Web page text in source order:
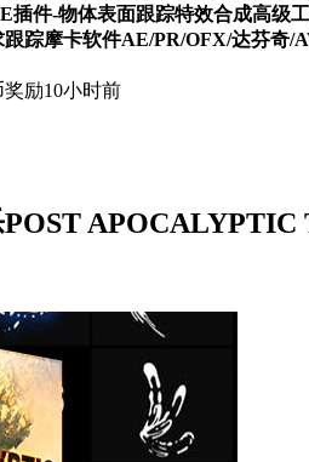
插件-物体表面跟踪特效合成高级
踪摩卡软件AE/PR/OFX/达芬奇/
奖励10小时前